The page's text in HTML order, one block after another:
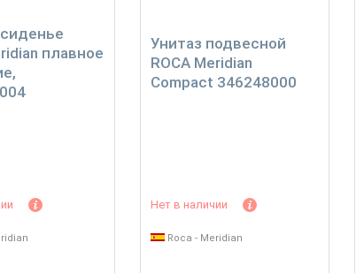
плавное
Унитаз подвесной
ROCA Meridian
Compact 346248000
Нет в наличии
Roca - Meridian